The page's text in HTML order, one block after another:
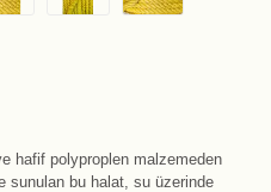
hafif polyproplen malzemeden
sunulan bu halat, su üzerinde